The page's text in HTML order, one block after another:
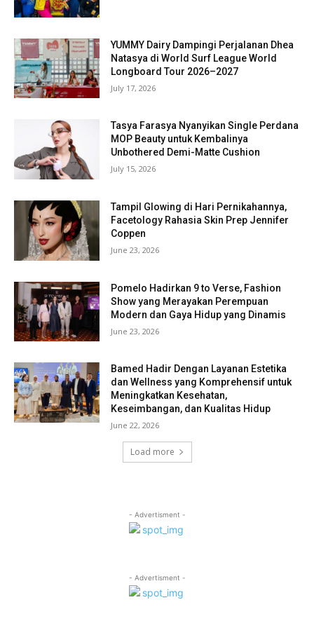
YUMMY Dairy Dampingi Perjalanan Dhea
Natasya di World Surf League World
Longboard Tour 2026–2027
July 17, 2026
Tasya Farasya Nyanyikan Single Perdana
MOP Beauty untuk Kembalinya
Unbothered Demi-Matte Cushion
July 15, 2026
Tampil Glowing di Hari Pernikahannya,
Facetology Rahasia Skin Prep Jennifer
Coppen
June 23, 2026
Pomelo Hadirkan 9 to Verse, Fashion
Show yang Merayakan Perempuan
Modern dan Gaya Hidup yang Dinamis
June 23, 2026
Bamed Hadir Dengan Layanan Estetika
dan Wellness yang Komprehensif untuk
Meningkatkan Kesehatan,
Keseimbangan, dan Kualitas Hidup
June 22, 2026
Load more
- Advertisment -
- Advertisment -